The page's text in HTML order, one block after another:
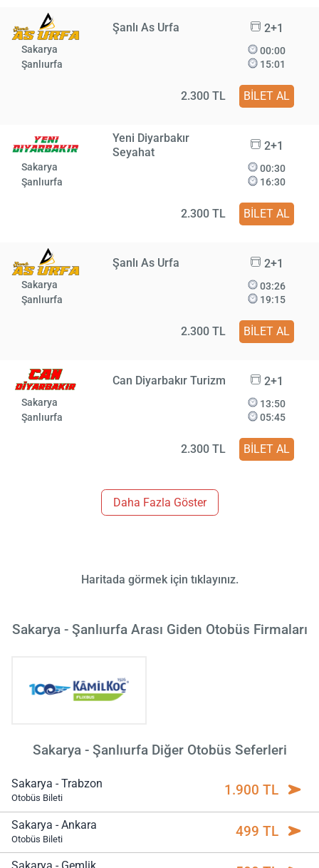
Şanlı As Urfa 2+1
Sakarya
Şanlıurfa
00:00
15:01
2.300 TL BİLET AL
Yeni Diyarbakır
Seyahat
2+1
Sakarya
Şanlıurfa
00:30
16:30
2.300 TL BİLET AL
Şanlı As Urfa 2+1
Sakarya
Şanlıurfa
03:26
19:15
2.300 TL BİLET AL
Can Diyarbakır Turizm 2+1
Sakarya
Şanlıurfa
13:50
05:45
2.300 TL BİLET AL
Daha Fazla Göster
Haritada görmek için tıklayınız.
Sakarya - Şanlıurfa Arası Giden Otobüs Firmaları
Sakarya - Şanlıurfa Diğer Otobüs Seferleri
Sakarya - Trabzon
Otobüs Bileti 1.900 TL
Sakarya - Ankara
Otobüs Bileti 499 TL